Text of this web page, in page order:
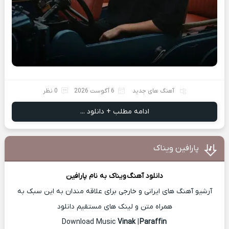
آهنگ های جدید 6 آگوست 2026 0 نظر
ادامه مطلب + دانلود ...
پارافین ویناک
دانلود آهنگویناک به نام پارافین
آرشیو آهنگ های ایرانی و خارجی برای علاقه مندان به این سبک به
همراه متن و لینک های مستقیم دانلود
Vinak| Paraffin